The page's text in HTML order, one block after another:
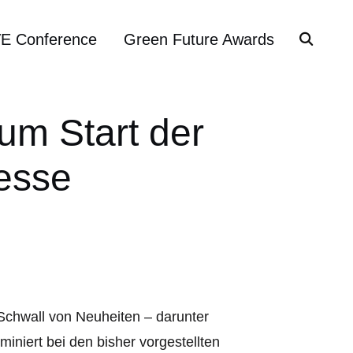
Conference Green Future Awards
Start der
von Neuheiten – darunter
bei den bisher vorgestellten